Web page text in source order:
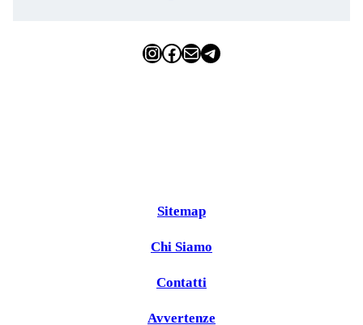
InstagramFacebook Email Telegram
Sitemap
Chi Siamo
Contatti
Avvertenze